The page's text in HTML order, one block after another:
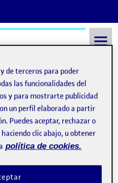
2021
2021
2022 7:49 am
de terceros para poder
las funcionalidades del
y para mostrarte publicidad
un perfil elaborado a partir
Puedes aceptar, rechazar o
clic abajo, u obtener
política de cookies.